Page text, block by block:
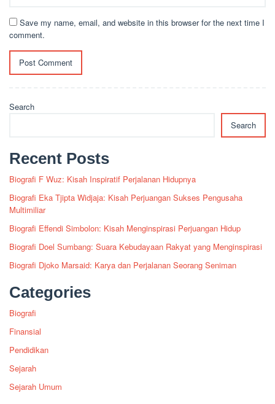
Save my name, email, and website in this browser for the next time I
comment.
Search
Search
Recent Posts
Biografi F Wuz: Kisah Inspiratif Perjalanan Hidupnya
Biografi Eka Tjipta Widjaja: Kisah Perjuangan Sukses Pengusaha
Multimiliar
Biografi Effendi Simbolon: Kisah Menginspirasi Perjuangan Hidup
Biografi Doel Sumbang: Suara Kebudayaan Rakyat yang Menginspirasi
Biografi Djoko Marsaid: Karya dan Perjalanan Seorang Seniman
Categories
Biografi
Finansial
Pendidikan
Sejarah
Sejarah Umum